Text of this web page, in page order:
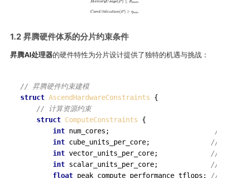
1.2 昇腾硬件体系的分片约束条件
昇腾AI处理器的硬件特性为分片设计提供了独特的机遇与挑战：
// 昇腾硬件约束建模
struct AscendHardwareConstraints {
// 计算资源约束
struct ComputeConstraints {
int num_cores; //
int cube_units_per_core; //
int vector_units_per_core; //
int scalar_units_per_core; //
float peak_compute_performance_tflops; //